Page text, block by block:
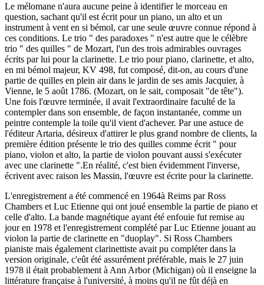
Le mélomane n'aura aucune peine à identifier le morceau en
question, sachant qu'il est écrit pour un piano, un alto et un
instrument à vent en si bémol, car une seule œuvre connue répond à
ces conditions. Le trio " des paradoxes " n'est autre que le célèbre
trio " des quilles " de Mozart, l'un des trois admirables ouvrages
écrits par lui pour la clarinette. Le trio pour piano, clarinette, et alto,
en mi bémol majeur, KV 498, fut composé, dit-on, au cours d'une
partie de quilles en plein air dans le jardin de ses amis Jacquier, à
Vienne, le 5 août 1786. (Mozart, on le sait, composait "de tête").
Une fois l'œuvre terminée, il avait l'extraordinaire faculté de la
contempler dans son ensemble, de façon instantanée, comme un
peintre contemple la toile qu'il vient d'achever. Par une astuce de
l'éditeur Artaria, désireux d'attirer le plus grand nombre de clients, la
première édition présente le trio des quilles comme écrit " pour
piano, violon et alto, la partie de violon pouvant aussi s'exécuter
avec une clarinette ".En réalité, c'est bien évidemment l'inverse,
écrivent avec raison les Massin, l'œuvre est écrite pour la clarinette.
L'enregistrement a été commencé en 1964à Reims par Ross
Chambers et Luc Etienne qui ont joué ensemble la partie de piano et
celle d'alto. La bande magnétique ayant été enfouie fut remise au
jour en 1978 et l'enregistrement complété par Luc Etienne jouant au
violon la partie de clarinette en "duoplay". Si Ross Chambers
pianiste mais également clarinettiste avait pu compléter dans la
version originale, c'eût été assurément préférable, mais le 27 juin
1978 il était probablement à Ann Arbor (Michigan) où il enseigne la
littérature française à l'université, à moins qu'il ne fût déjà en